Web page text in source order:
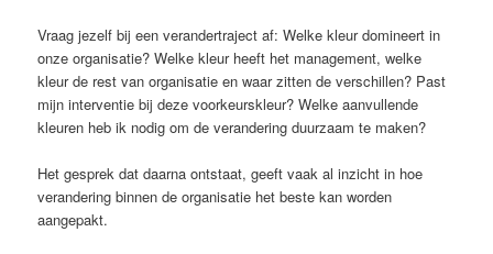
Vraag jezelf bij een verandertraject af: Welke kleur domineert in
onze organisatie? Welke kleur heeft het management, welke
kleur de rest van organisatie en waar zitten de verschillen? Past
mijn interventie bij deze voorkeurskleur? Welke aanvullende
kleuren heb ik nodig om de verandering duurzaam te maken?
Het gesprek dat daarna ontstaat, geeft vaak al inzicht in hoe
verandering binnen de organisatie het beste kan worden
aangepakt.